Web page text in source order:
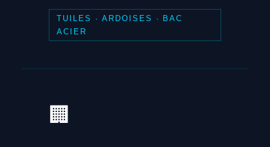
TUILES · ARDOISES · BAC
ACIER
🏢